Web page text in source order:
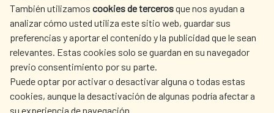
También utilizamos cookies de tercerosque nos ayudan a
analizar cómo usted utiliza este sitio web, guardar sus
preferencias y aportar el contenido y la publicidad que le sean
relevantes. Estas cookies solo se guardan en su navegador
previo consentimiento por su parte.
Puede optar por activar o desactivar alguna o todas estas
cookies, aunque la desactivación de algunas podría afectar a
su experiencia de navegación.
CULTURE AND SCIENCE LIBRARY
OUR SOCIAL MEDIA